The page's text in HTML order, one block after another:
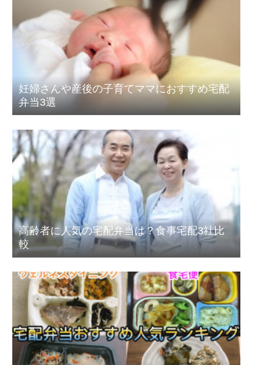
妊婦さんや産後の子育てママにおすすめ宅配
弁当3選
高齢者に人気の宅配弁当は？食事宅配3社比
較